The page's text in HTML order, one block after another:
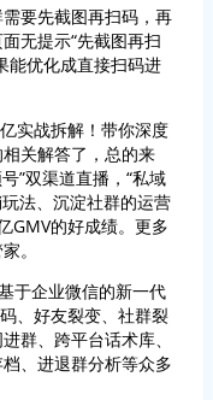
要先截图再扫码，再
无提示“先截图再扫
能优化成直接扫码进
实战拆解！带你深度
关解答了，总的来
”双渠道直播，“私域
法、沉淀社群的运营
GMV的好成绩。更多
。
于企业微信的新一代
、好友裂变、社群裂
群、跨平台话术库、
、进退群分析等众多